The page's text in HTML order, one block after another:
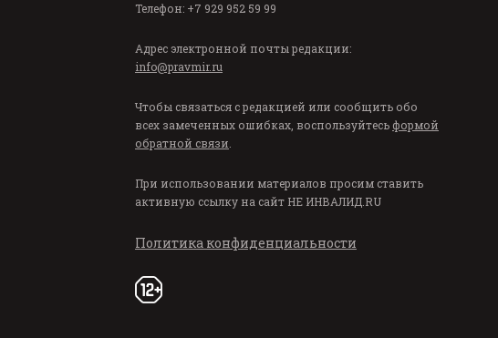
Телефон: +7 929 952 59 99
Адрес электронной почты редакции:
info@pravmir.ru
Чтобы связаться с редакцией или сообщить обо
всех замеченных ошибках, воспользуйтесь формой
обратной связи.
При использовании материалов просим ставить
активную ссылку на сайт НЕ ИНВАЛИД.RU
Политика конфиденциальности